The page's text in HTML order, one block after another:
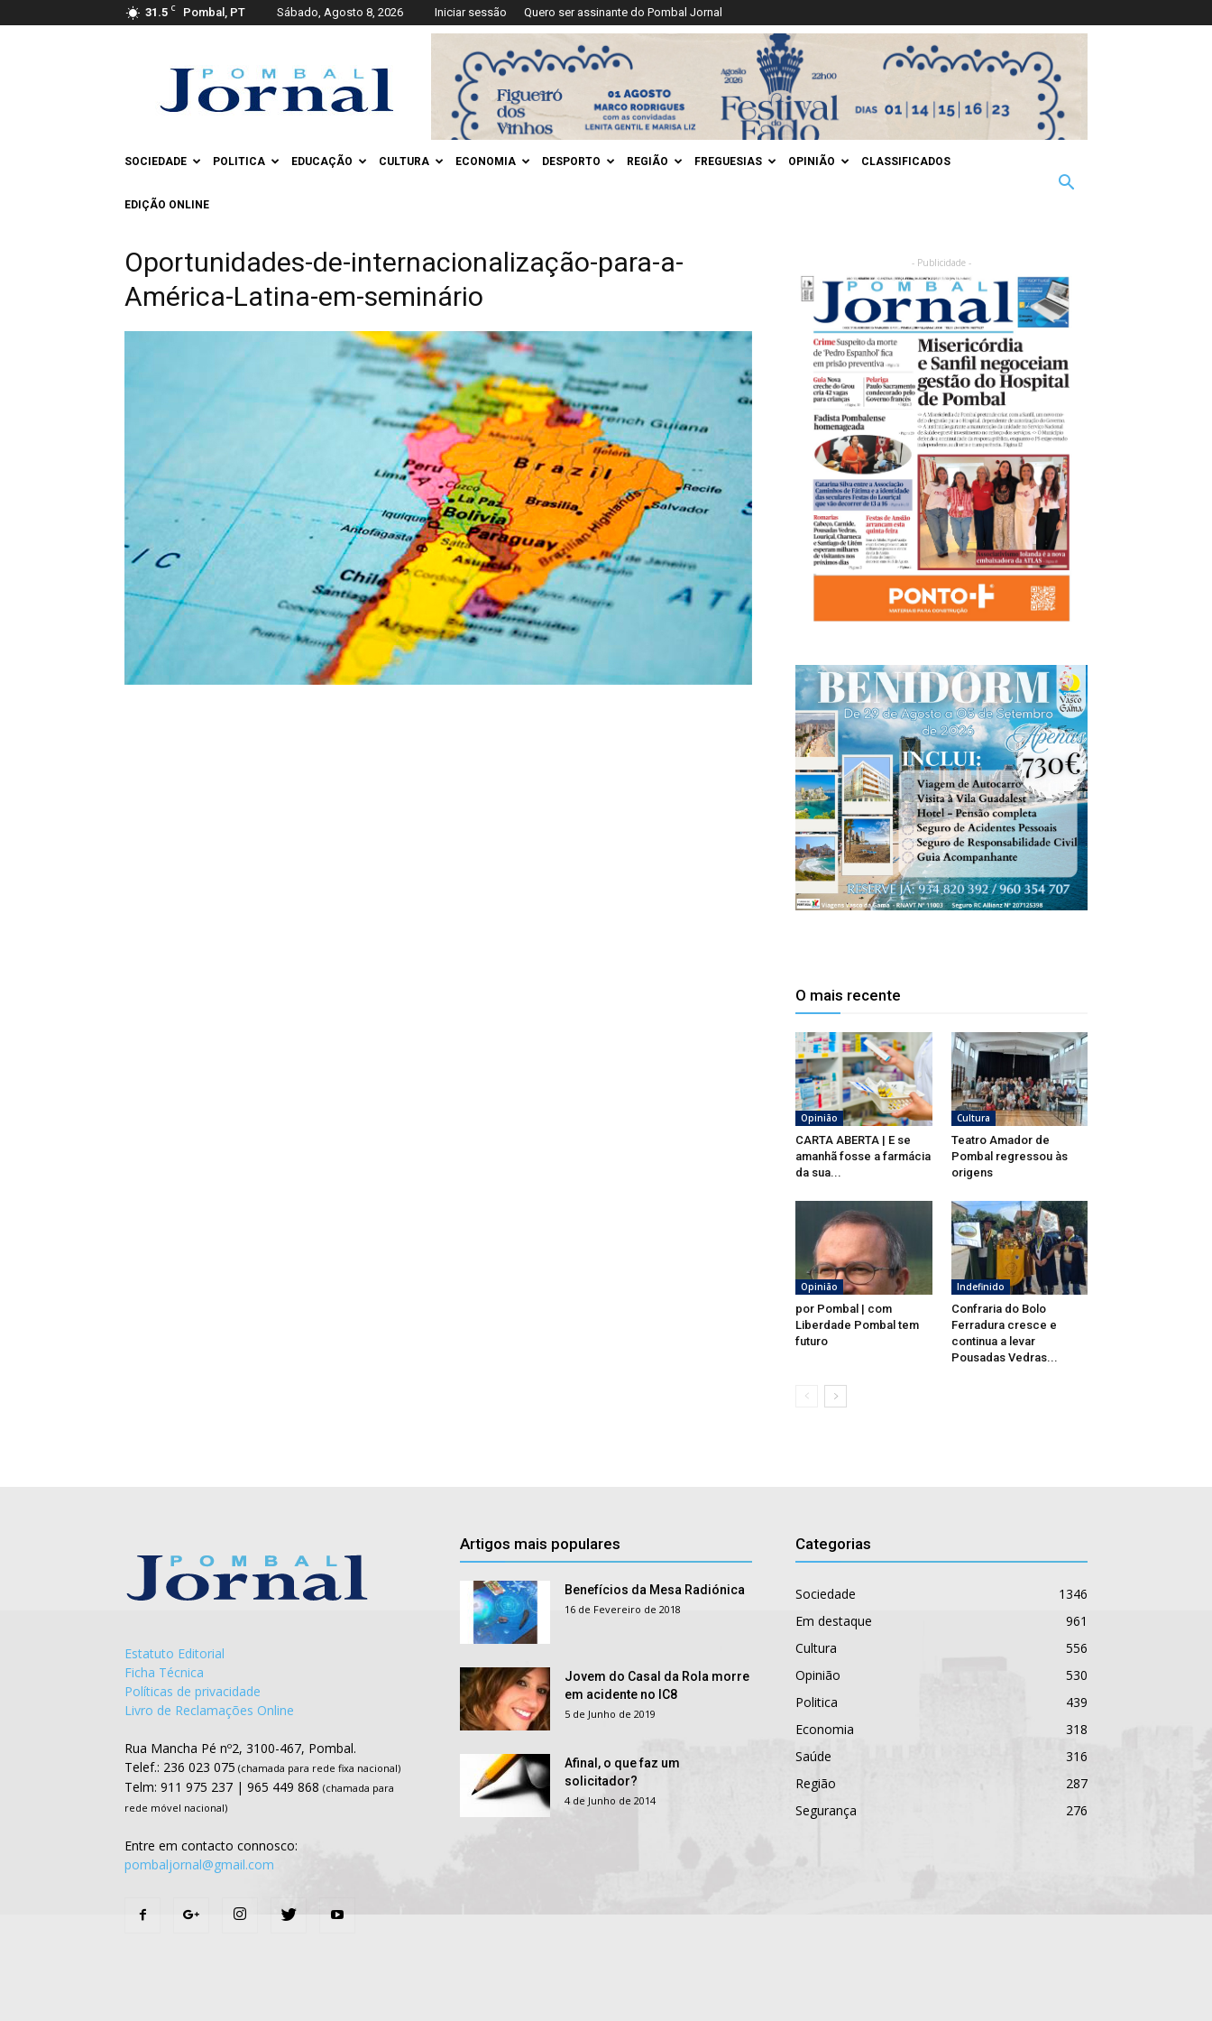
31.5 C Pombal, PT Sábado, Agosto 8, 2026 Iniciar sessão Quero ser assinante do Pombal Jornal
Jornal
SOCIEDADE POLITICA EDUCAÇÃO CULTURA ECONOMIA DESPORTO REGIÃO FREGUESIAS OPINIÃO CLASSIFICADOS
EDIÇÃO ONLINE
Oportunidades-de-internacionalização-para-a-
América-Latina-em-seminário
- Publicidade -
O mais recente
Opinião
CARTA ABERTA | E se
amanhã fosse a farmácia
da sua...
Cultura
Teatro Amador de
Pombal regressou às
origens
Opinião
por Pombal | com
Liberdade Pombal tem
futuro
Indefinido
Confraria do Bolo
Ferradura cresce e
continua a levar
Pousadas Vedras...
Estatuto Editorial
Ficha Técnica
Políticas de privacidade
Livro de Reclamações Online
Rua Mancha Pé nº2, 3100-467, Pombal.
Telef.: 236 023 075 (chamada para rede fixa nacional)
Telm: 911 975 237 | 965 449 868 (chamada para
rede móvel nacional)
Entre em contacto connosco:
pombaljornal@gmail.com
Artigos mais populares
Benefícios da Mesa Radiónica
16 de Fevereiro de 2018
Jovem do Casal da Rola morre
em acidente no IC8
5 de Junho de 2019
Afinal, o que faz um
solicitador?
4 de Junho de 2014
Categorias
Sociedade
1346
Em destaque
961
Cultura
556
Opinião
530
Politica
439
Economia
318
Saúde
316
Região
287
Segurança
276